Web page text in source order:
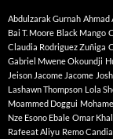
Abdulzarak Gurnah Ahmad
Bai T. Moore Black Mango
Claudia Rodriguez Zuñiga
Gabriel Mwene Okoundji
Jeison Jacome Jacome
Lashawn Thompson Lola
Moammed Doggui
Nze Esono Ebale Omar
Rafeeat Aliyu Remo